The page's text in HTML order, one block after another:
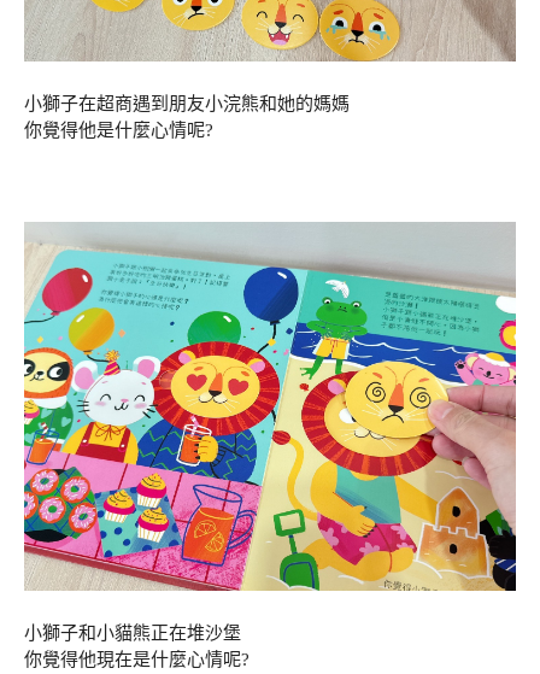
小獅子在超商遇到朋友小浣熊和她的媽媽
你覺得他是什麼心情呢?
小獅子和小貓熊正在堆沙堡
你覺得他現在是什麼心情呢?